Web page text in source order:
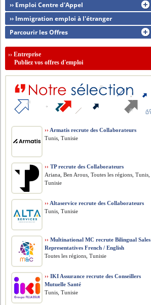
›› Emploi Centre d'Appel
›› Immigration emploi à l'étranger
Parcourir les Offres
››Entreprise
Publiez vos offres d'emploi
›› Armatis recrute des Collaborateurs
Tunis, Tunisie
›› TP recrute des Collaborateurs
Ariana, Ben Arous, Toutes les régions, Tunis,
Tunisie
›› Altaservice recrute des Collaborateurs
Tunis, Tunisie
›› Multinational MC recrute Bilingual Sales
Representatives French / English
Toutes les régions, Tunisie
›› IKI Assurance recrute des Conseillers
Mutuelle Santé
Tunis, Tunisie